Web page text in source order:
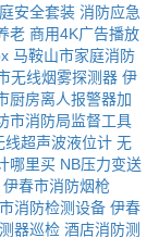
安全套装 消防应急
老 商用4K广告播放
马鞍山市家庭消防
无线烟雾探测器 伊
厨房离人报警器加
市消防局监督工具
线超声波液位计 无
哪里买 NB压力变送
伊春市消防烟枪
消防检测设备 伊春
器巡检 酒店消防测